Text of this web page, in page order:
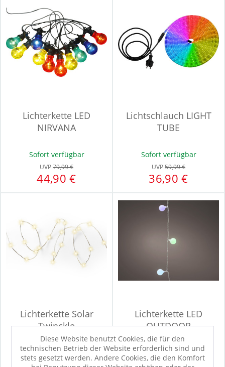
Lichterkette LED
NIRVANA
Sofort verfügbar
UVP79,99 €
44,90 €
Lichtschlauch LIGHT
TUBE
Sofort verfügbar
UVP59,99 €
36,90 €
Lichterkette Solar
Twinckle
Sofort verfügbar
Lichterkette LED
OUTDOOR
Sofort verfügbar
Diese Website benutzt Cookies, die für den
technischen Betrieb der Website erforderlich sind und
stets gesetzt werden. Andere Cookies, die den Komfort